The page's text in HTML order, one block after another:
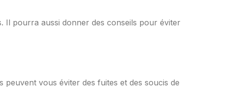
Il pourra aussi donner des conseils pour éviter
peuvent vous éviter des fuites et des soucis de